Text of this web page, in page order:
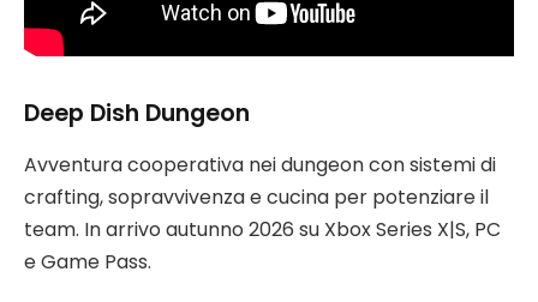
Deep Dish Dungeon
Avventura cooperativa nei dungeon con sistemi di
crafting, sopravvivenza e cucina per potenziare il
team. In arrivo autunno 2026 su Xbox Series X|S, PC
e Game Pass.